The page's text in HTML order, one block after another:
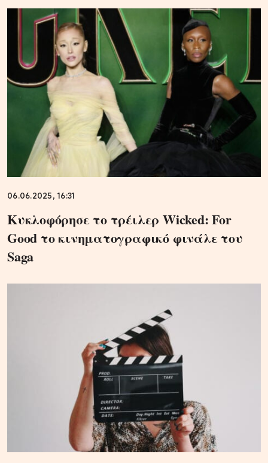
06.06.2025, 16:31
Κυκλοφόρησε το τρέιλερ Wicked: For
Good το κινηματογραφικό φινάλε του
Saga